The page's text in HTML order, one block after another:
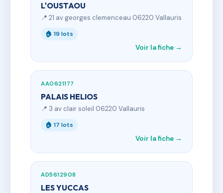
L'OUSTAOU
📍 21 av georges clemenceau 06220 Vallauris
🏠 19 lots
Voir la fiche →
AA0621177
PALAIS HELIOS
📍 3 av clair soleil 06220 Vallauris
🏠 17 lots
Voir la fiche →
AD5612908
LES YUCCAS